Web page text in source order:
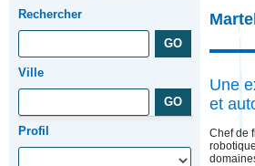
Rechercher
Ville
Profil
Une
et
Chef de